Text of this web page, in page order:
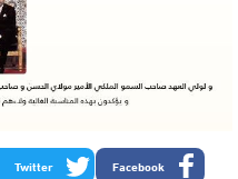
Facebook
Twitter